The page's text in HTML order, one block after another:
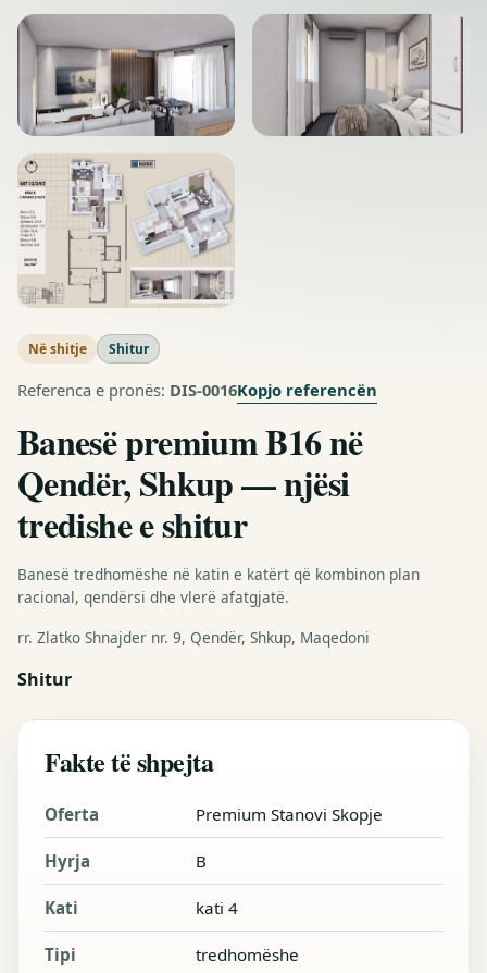
Në shitje Shitur
Referenca e pronës: DIS-0016Kopjo referencën
Banesë premium B16 në
Qendër, Shkup — njësi
tredishe e shitur
Banesë tredhomëshe në katin e katërt që kombinon plan
racional, qendërsi dhe vlerë afatgjatë.
rr. Zlatko Shnajder nr. 9, Qendër, Shkup, Maqedoni
Shitur
Fakte të shpejta
Oferta Premium Stanovi Skopje
Hyrja B
Kati kati 4
Tipi tredhomëshe